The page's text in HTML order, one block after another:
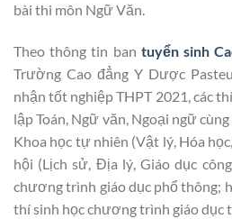
bài thi môn Ngữ Văn.
Theo thông tin ban tuyển sinh
Trường Cao đẳng Y Dược
nhận tốt nghiệp THPT 2021, các
lập Toán, Ngữ văn, Ngoại ngữ
Khoa học tự nhiên (Vật lý, Hóa
hội (Lịch sử, Địa lý, Giáo dục
chương trình giáo dục phổ thông;
thí sinh học chương trình giáo dục